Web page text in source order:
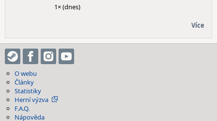
1× (dnes)
Více
O webu
Články
Statistiky
Herní výzva
F.A.Q.
Nápověda